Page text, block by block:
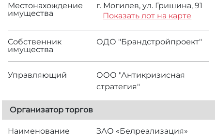
Местонахождение
имущества
г. Могилев, ул. Гришина, 91
Показать лот на карте
Собственник
имущества
ОДО "Брандстройпроект"
Управляющий
ООО "Антикризисная
стратегия"
Организатор торгов
Наименование ЗАО «Белреализация»